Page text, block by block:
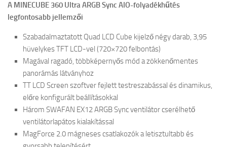
A MINECUBE 360 Ultra ARGB Sync AIO-folyadékhűtés
legfontosabb jellemzői
Szabadalmaztatott Quad LCD Cube kijelző négy darab, 3,95
hüvelykes TFT LCD-vel (720×720 felbontás)
Magával ragadó, többképernyős mód a zökkenőmentes
panorámás látványhoz
TT LCD Screen szoftver fejlett testreszabással és dinamikus,
előre konfigurált beállításokkal
Három SWAFAN EX12 ARGB Sync ventilátor cserélhető
ventilátorlapátos kialakítással
MagForce 2.0 mágneses csatlakozók a letisztultabb és